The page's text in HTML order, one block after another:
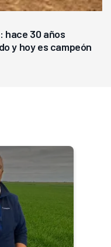
hace 30 años
y hoy es campeón